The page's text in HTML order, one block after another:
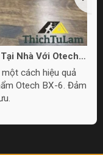
Nhà Với Otech
cách hiệu quả
Otech BX-6. Đảm